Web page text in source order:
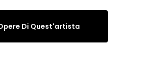
Di Quest'artista